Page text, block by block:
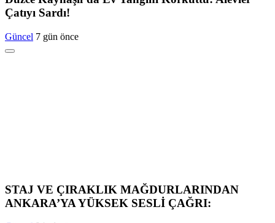
Çatıyı Sardı!
Güncel 7 gün önce
STAJ VE ÇIRAKLIK MAĞDURLARINDAN
ANKARA’YA YÜKSEK SESLİ ÇAĞRI: